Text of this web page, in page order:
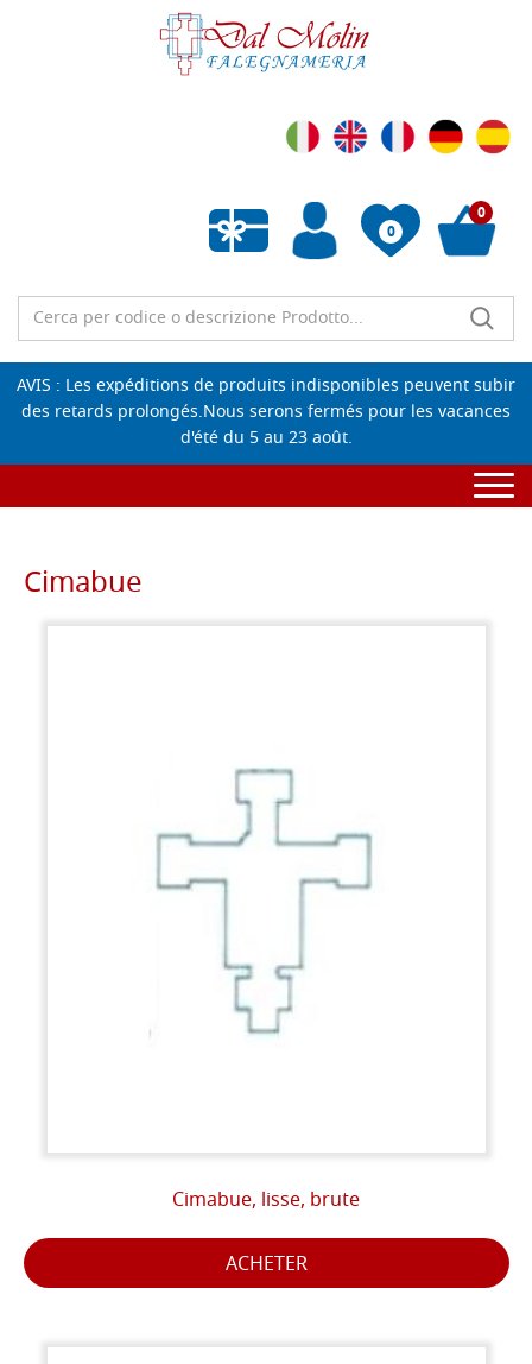
0
Liste de souhaits vide
0
AVIS : Les expéditions de produits indisponibles peuvent subir
des retards prolongés.Nous serons fermés pour les vacances
d'été du 5 au 23 août.
Cimabue
Cimabue, lisse, brute
ACHETER